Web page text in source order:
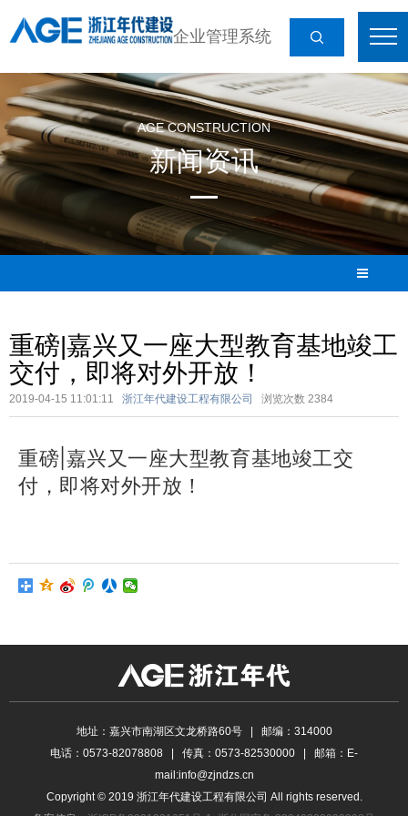
企业管理系统
AGE CONSTRUCTION
新闻资讯
重磅|嘉兴又一座大型教育基地竣工
交付，即将对外开放！
2019-04-15 11:01:11 浙江年代建设工程有限公司 浏览次数 2384
重磅|嘉兴又一座大型教育基地竣工交
付，即将对外开放！
地址：嘉兴市南湖区文龙桥路60号 | 邮编：314000
电话：0573-82078808 | 传真：0573-82530000 | 邮箱：E-
mail:info@zjndzs.cn
Copyright © 2019 浙江年代建设工程有限公司 All rights reserved.